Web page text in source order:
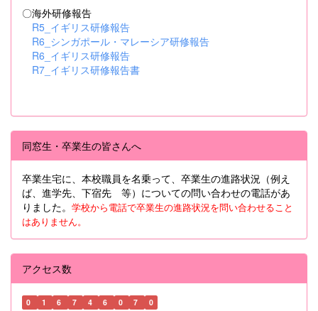
〇海外研修報告
R5_イギリス研修報告
R6_シンガポール・マレーシア研修報告
R6_イギリス研修報告
R7_イギリス研修報告書
同窓生・卒業生の皆さんへ
卒業生宅に、本校職員を名乗って、卒業生の進路状況（例え
ば、進学先、下宿先 等）についての問い合わせの電話があ
りました。 学校から電話で卒業生の進路状況を問い合わせること
はありません。
アクセス数
0 1 6 7 4 6 0 7 0